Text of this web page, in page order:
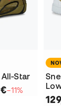
Star
−11%